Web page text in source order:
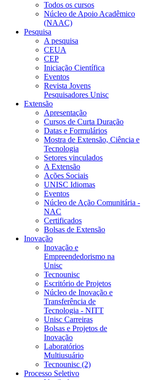
Todos os cursos
Núcleo de Apoio Acadêmico
(NAAC)
Pesquisa
A pesquisa
CEUA
CEP
Iniciação Científica
Eventos
Revista Jovens
Pesquisadores Unisc
Extensão
Apresentação
Cursos de Curta Duração
Datas e Formulários
Mostra de Extensão, Ciência e
Tecnologia
Setores vinculados
A Extensão
Ações Sociais
UNISC Idiomas
Eventos
Núcleo de Ação Comunitária -
NAC
Certificados
Bolsas de Extensão
Inovação
Inovação e
Empreendedorismo na
Unisc
Tecnounisc
Escritório de Projetos
Núcleo de Inovação e
Transferência de
Tecnologia - NITT
Unisc Carreiras
Bolsas e Projetos de
Inovação
Laboratórios
Multiusuário
Tecnounisc (2)
Processo Seletivo